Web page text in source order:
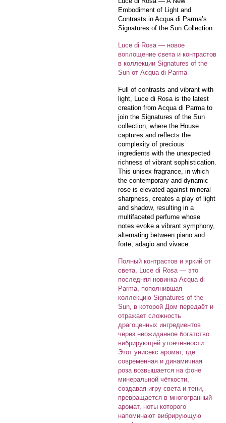
Embodiment of Light and
Contrasts in Acqua di Parma’s
Signatures of the Sun Collection
Luce di Rosa — новое
воплощение света и контрастов
в коллекции Signatures of the
Sun от Acqua di Parma
Full of contrasts and vibrant with
light, Luce di Rosa is the latest
creation from Acqua di Parma to
join the Signatures of the Sun
collection, where the House
captures and reflects the
complexity of precious
ingredients with the unexpected
richness of vibrant sophistication.
This unisex fragrance, in which
the contemporary and dynamic
rose is elevated against mineral
sharpness, creates a play of light
and shadow, resulting in a
multifaceted perfume whose
notes evoke a vibrant symphony,
alternating between piano and
forte, adagio and vivace.
Полный контрастов и яркий от
света, Luce di Rosa — это
последняя новинка Acqua di
Parma, пополнившая
коллекцию Signatures of the
Sun, в которой Дом передаёт и
отражает сложность
драгоценных ингредиентов
через неожиданное богатство
вибрирующей утонченности.
Этот унисекс аромат, где
современная и динамичная
роза возвышается на фоне
минеральной чёткости,
создавая игру света и тени,
превращается в многогранный
аромат, ноты которого
напоминают вибрирующую